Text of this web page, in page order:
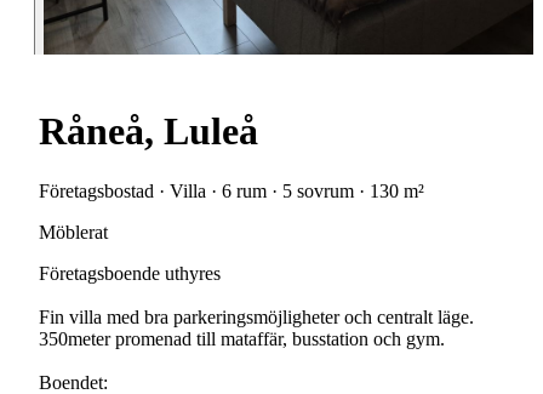
Råneå, Luleå
Företagsbostad · Villa · 6 rum · 5 sovrum · 130 m²
Möblerat
Företagsboende uthyres
Fin villa med bra parkeringsmöjligheter och centralt läge.
350meter promenad till mataffär, busstation och gym.
Boendet: